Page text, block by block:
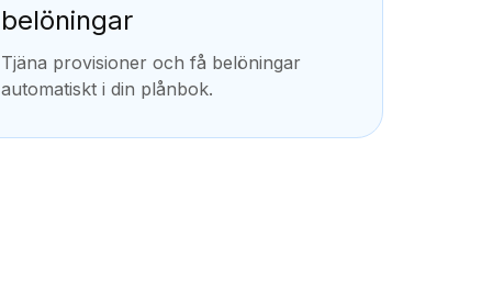
belöningar
Tjäna provisioner och få belöningar
automatiskt i din plånbok.